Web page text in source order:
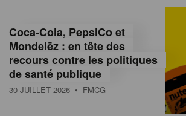
e
e
Coca-Cola, PepsiCo et
Mondelēz : en tête des
recours contre les politiques
de santé publique
30 JUILLET 2026 • FMCG